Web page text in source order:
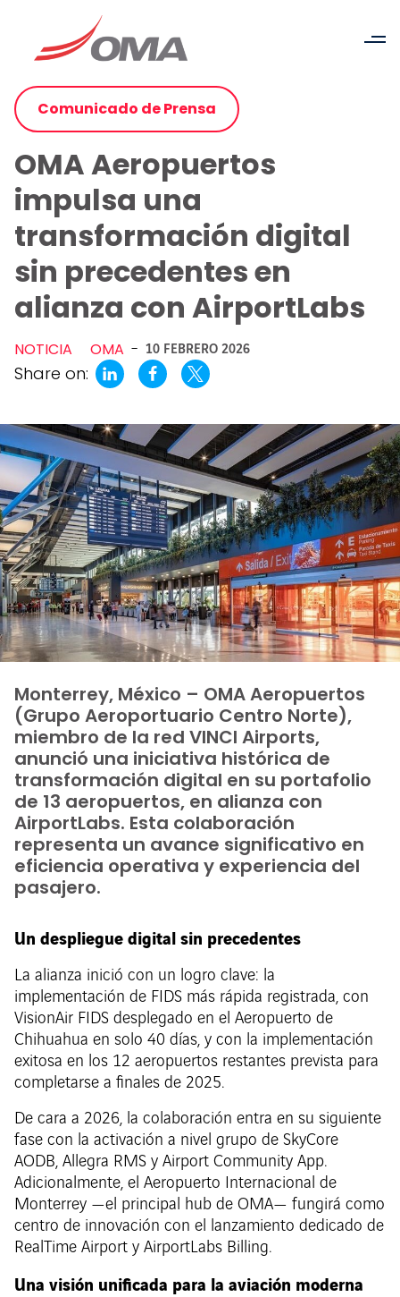
Comunicado de Prensa
OMA Aeropuertos
impulsa una
transformación digital
sin precedentes en
alianza con AirportLabs
NOTICIA OMA - 10 FEBRERO 2026
Share on:
Monterrey, México – OMA Aeropuertos
(Grupo Aeroportuario Centro Norte),
miembro de la red VINCI Airports,
anunció una iniciativa histórica de
transformación digital en su portafolio
de 13 aeropuertos, en alianza con
AirportLabs. Esta colaboración
representa un avance significativo en
eficiencia operativa y experiencia del
pasajero.
Un despliegue digital sin precedentes
La alianza inició con un logro clave: la
implementación de FIDS más rápida registrada, con
VisionAir FIDS desplegado en el Aeropuerto de
Chihuahua en solo 40 días, y con la implementación
exitosa en los 12 aeropuertos restantes prevista para
completarse a finales de 2025.
De cara a 2026, la colaboración entra en su siguiente
fase con la activación a nivel grupo de SkyCore
AODB, Allegra RMS y Airport Community App.
Adicionalmente, el Aeropuerto Internacional de
Monterrey —el principal hub de OMA— fungirá como
centro de innovación con el lanzamiento dedicado de
RealTime Airport y AirportLabs Billing.
Una visión unificada para la aviación moderna